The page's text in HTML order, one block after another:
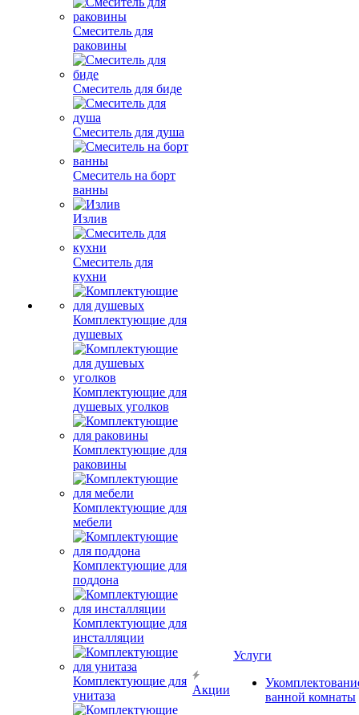
Смеситель для
раковины
Смеситель для биде
Смеситель для душа
Смеситель на борт
ванны
Излив
Смеситель для
кухни
Комплектующие для
душевых
Комплектующие для
душевых уголков
Комплектующие для
раковины
Комплектующие для
мебели
Комплектующие для
поддона
Комплектующие для
инсталляции
Комплектующие для
унитаза
Акции
Услуги
ванной комнаты